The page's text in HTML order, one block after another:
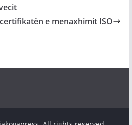
e menaxhimit ISO